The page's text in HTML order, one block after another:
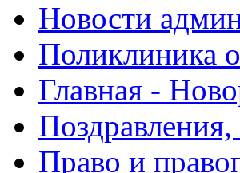
Новости
Поликлиника
Главная -
Право и